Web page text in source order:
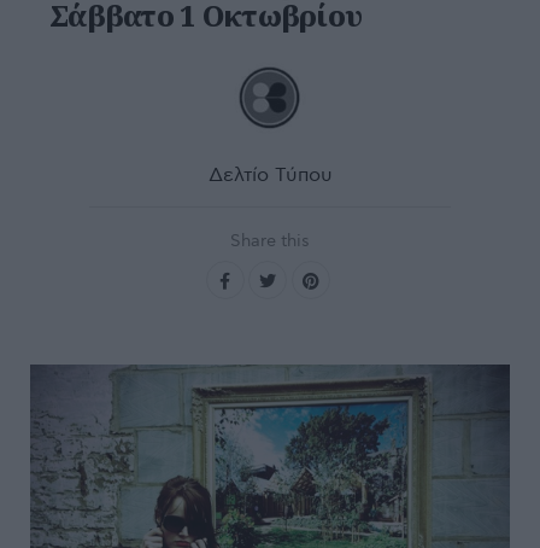
Σάββατο 1 Οκτωβρίου
Δελτίο Τύπου
Share this